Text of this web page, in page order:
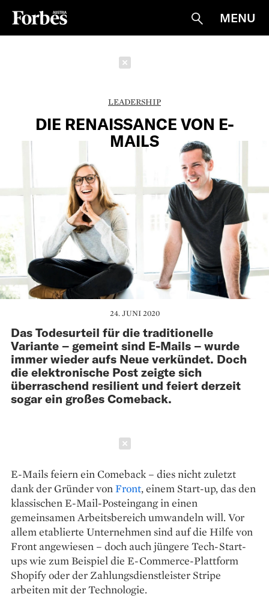
Suche
MENU
LEADERSHIP
DIE RENAISSANCE VON E-
MAILS
24. JUNI 2020
Das Todesurteil für die ­traditionelle
Variante – gemeint sind E-Mails – wurde
immer wieder aufs Neue verkündet. Doch
die elektronische Post zeigte sich
überraschend resilient und ­feiert derzeit
sogar ein ­großes Comeback.
E-Mails feiern ein Comeback – dies nicht zuletzt
dank der Gründer vonFront, einem Start-up, das den
klassischen E-Mail-Posteingang in einen
gemeinsamen Arbeitsbereich umwandeln will. Vor
allem etablierte Unternehmen sind auf die Hilfe von
Front angewiesen – doch auch jüngere Tech-Start-
ups wie zum Beispiel die E-Commerce-Plattform
Shopify oder der Zahlungsdienstleister Stripe
arbeiten mit der Technologie.